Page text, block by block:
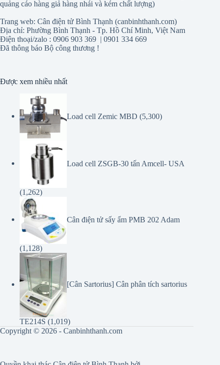
quảng cáo hàng giả hàng nhái và kém chất lượng)
Trang web: Cân điện tử Bình Thạnh (canbinhthanh.com)
Địa chỉ: Phường Bình Thạnh - Tp. Hồ Chí Minh, Việt Nam
Điện thoại/zalo : 0906 903 369 | 0901 334 669
Đã thông báo Bộ công thương !
Được xem nhiều nhất
Load cell Zemic MBD (5,300)
Load cell ZSGB-30 tấn Amcell- USA
(1,262)
Cân điện tử sấy ẩm PMB 202 Adam
(1,128)
[Cân Sartorius] Cân phân tích sartorius
TE214S (1,019)
Copyright © 2026 - Canbinhthanh.com